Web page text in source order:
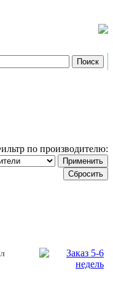
по производителю: